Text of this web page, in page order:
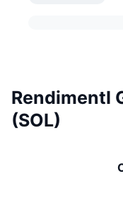
RendimentI
(SOL)